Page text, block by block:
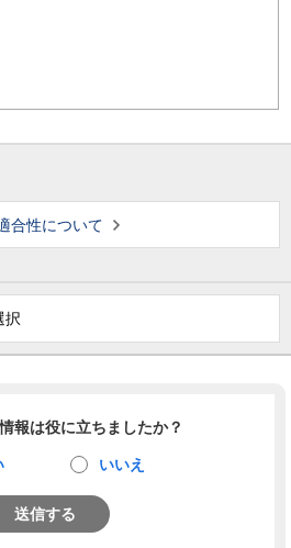
合性について
択
報は役に立ちましたか？
いいえ
送信する